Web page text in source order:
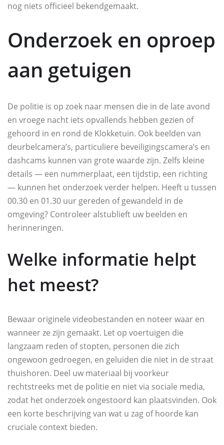
nog niets officieel bekendgemaakt.
Onderzoek en oproep
aan getuigen
De politie is op zoek naar mensen die in de late avond
en vroege nacht iets opvallends hebben gezien of
gehoord in en rond de Klokketuin. Ook beelden van
deurbelcamera’s, particuliere beveiligingscamera’s en
dashcams kunnen van grote waarde zijn. Zelfs kleine
details — een nummerplaat, een tijdstip, een richting
— kunnen het onderzoek verder helpen. Heeft u tussen
00.30 en 01.30 uur gereden of gewandeld in de
omgeving? Controleer alstublieft uw beelden en
herinneringen.
Welke informatie helpt
het meest?
Bewaar originele videobestanden en noteer waar en
wanneer ze zijn gemaakt. Let op voertuigen die
langzaam reden of stopten, personen die zich
ongewoon gedroegen, en geluiden die niet in de straat
thuishoren. Deel uw materiaal bij voorkeur
rechtstreeks met de politie en niet via sociale media,
zodat het onderzoek ongestoord kan plaatsvinden. Ook
een korte beschrijving van wat u zag of hoorde kan
cruciale context bieden.